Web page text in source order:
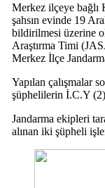
Merkez ilçeye bağlı
şahsın evinde 19
bildirilmesi üzerine
Araştırma Timi
Merkez İlçe
Yapılan çalışmalar
şüphelilerin İ.C.Y
Jandarma ekipleri
alınan iki şüpheli